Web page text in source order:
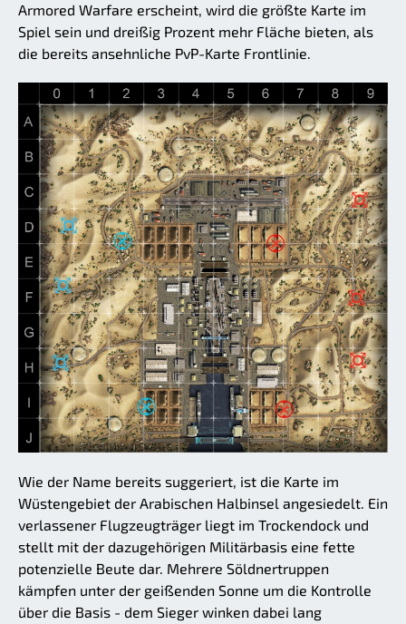
Armored Warfare erscheint, wird die größte Karte im
Spiel sein und dreißig Prozent mehr Fläche bieten, als
die bereits ansehnliche PvP-Karte Frontlinie.
Wie der Name bereits suggeriert, ist die Karte im
Wüstengebiet der Arabischen Halbinsel angesiedelt. Ein
verlassener Flugzeugträger liegt im Trockendock und
stellt mit der dazugehörigen Militärbasis eine fette
potenzielle Beute dar. Mehrere Söldnertruppen
kämpfen unter der geißenden Sonne um die Kontrolle
über die Basis - dem Sieger winken dabei lang